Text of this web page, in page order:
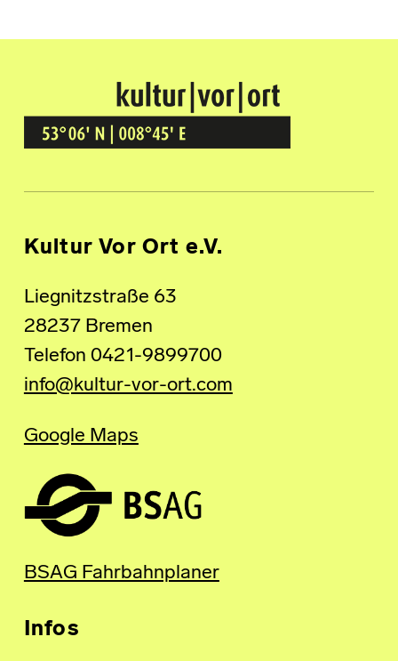
Kultur Vor Ort
BREMEN GRÖPELINGEN
Kultur Vor Ort e.V.
Liegnitzstraße 63
28237 Bremen
Telefon 0421-9899700
info@kultur-vor-ort.com
Google Maps
BSAG Fahrbahnplaner
Infos